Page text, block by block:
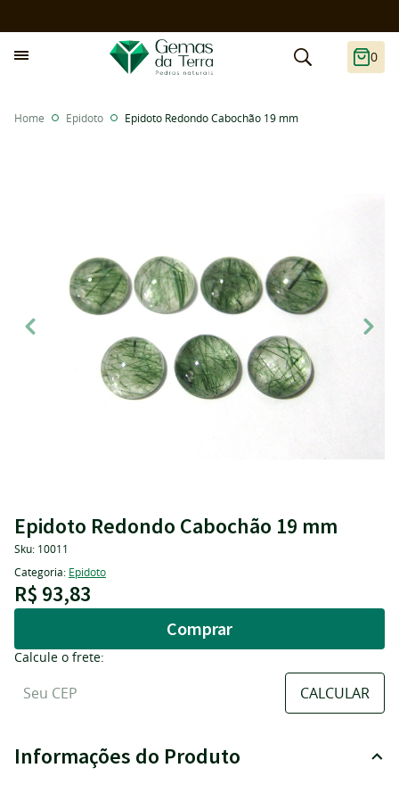
0
Home Epidoto Epidoto Redondo Cabochão 19 mm
Epidoto Redondo Cabochão 19 mm
Sku: 10011
Categoria: Epidoto
R$ 93,83
Comprar
Calcule o frete:
Informações do Produto